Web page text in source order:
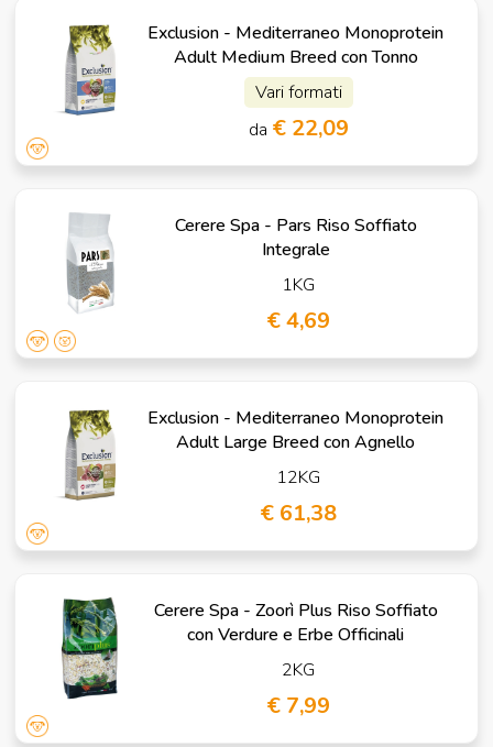
Exclusion - Mediterraneo Monoprotein
Adult Medium Breed con Tonno
Vari formati
da € 22,09
Cerere Spa - Pars Riso Soffiato
Integrale
1KG
€ 4,69
Exclusion - Mediterraneo Monoprotein
Adult Large Breed con Agnello
12KG
€ 61,38
Cerere Spa - Zoorì Plus Riso Soffiato
con Verdure e Erbe Officinali
2KG
€ 7,99